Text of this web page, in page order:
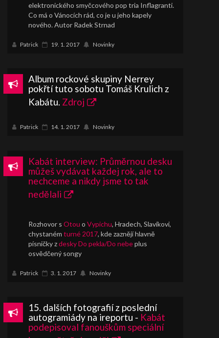
elektronického smyčcového pop tria Inflagranti.
Co má o Vánocích rád, co je u jeho kapely
nového. Autor Radek Strnad
Patrick 19. 1. 2017 Novinky
Album rockové skupiny Nerrey
pokřtí tuto sobotu Tomáš Krulich z
Kabátu. Zdroj
Patrick 14. 1. 2017 Novinky
Kabát interview: Průměrnou desku
můžeš vydávat každej rok, ale to
nechceme a nikdy jsme to tak
nedělali
Rozhovor s Otou o Vypichu, Hradech, Slavíkovi,
chystaném turné 2017, kde zaznějí hlavně
písničky zdesky Do pekla/Do nebeplus
osvědčený songy
Patrick 3. 1. 2017 Novinky
15. dalších fotografií z poslední
autogramiády na ireportu - Kabát
podepisoval fanouškům speciální